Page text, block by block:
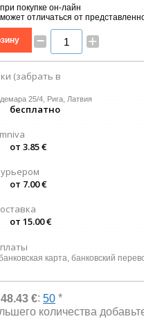
покупке он-лайн
отличаться от
– +
(забрать в
25/4, Рига, Латвия
бесплатно
от 3.85 €
от 7.00 €
от 15.00 €
карта, банковский
48.43 €: 50 *
количества